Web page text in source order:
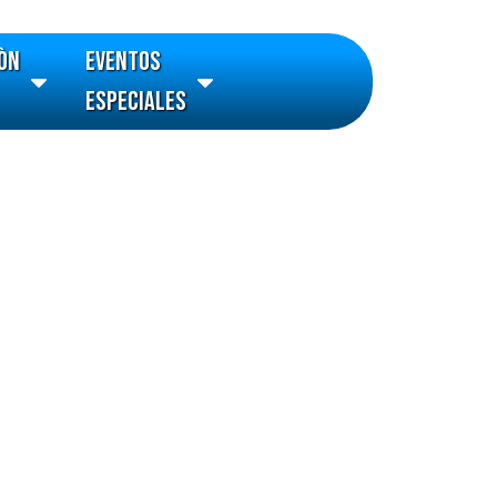
Open DECORACIÒN
LED
EVENTOS
ESPECIALES ESPECIALES